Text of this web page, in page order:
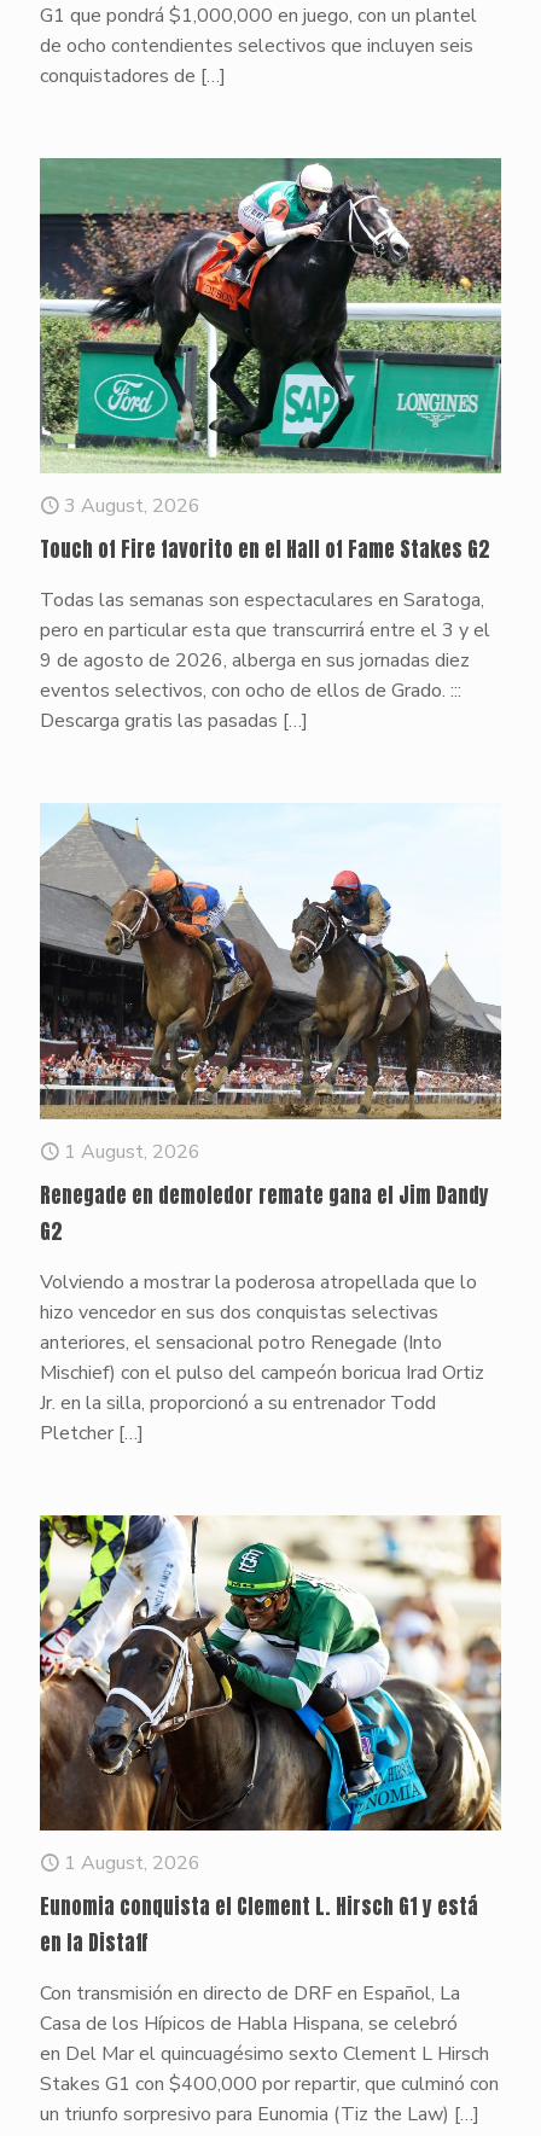
G1 que pondrá $1,000,000 en juego, con un plantel
de ocho contendientes selectivos que incluyen seis
conquistadores de […]
3 August, 2026
Touch of Fire favorito en el Hall of Fame Stakes G2
Todas las semanas son espectaculares en Saratoga,
pero en particular esta que transcurrirá entre el 3 y el
9 de agosto de 2026, alberga en sus jornadas diez
eventos selectivos, con ocho de ellos de Grado. :::
Descarga gratis las pasadas […]
1 August, 2026
Renegade en demoledor remate gana el Jim Dandy
G2
Volviendo a mostrar la poderosa atropellada que lo
hizo vencedor en sus dos conquistas selectivas
anteriores, el sensacional potro Renegade (Into
Mischief) con el pulso del campeón boricua Irad Ortiz
Jr. en la silla, proporcionó a su entrenador Todd
Pletcher […]
1 August, 2026
Eunomia conquista el Clement L. Hirsch G1 y está
en la Distaff
Con transmisión en directo de DRF en Español, La
Casa de los Hípicos de Habla Hispana, se celebró
en Del Mar el quincuagésimo sexto Clement L Hirsch
Stakes G1 con $400,000 por repartir, que culminó con
un triunfo sorpresivo para Eunomia (Tiz the Law) […]